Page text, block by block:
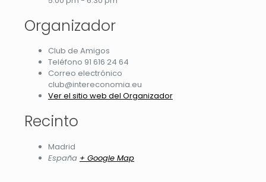
Organizador
Club de Amigos
Teléfono 91 616 24 64
Correo electrónico
club@intereconomia.eu
Ver el sitio web del Organizador
Recinto
Madrid
España + Google Map